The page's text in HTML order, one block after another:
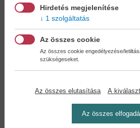
Kedvenc
Romantikus regények
Hirdetés megjelenítése
1 szolgáltatás
Az összes cookie
Az összes cookie engedélyezése/
szükségeseket.
Az összes elutasítása A
Az összes